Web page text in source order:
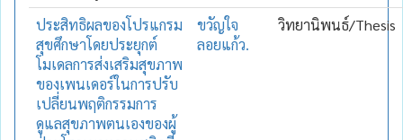
ประสิทธิผลของโปรแกรม
สุขศึกษาโดยประยุกต์
โมเดลการส่งเสริมสุขภาพ
ของเพนเดอร์ในการปรับ
เปลี่ยนพฤติกรรมการ
ดูแลสุขภาพตนเองของผู้
ขวัญใจ
ลอยแก้ว.
วิทยานิพนธ์/Thesis